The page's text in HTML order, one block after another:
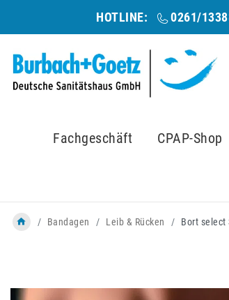
HOTLINE: 0261/
Fachgeschäft CPAP-Shop
Bandagen Leib & Rücken Bort select